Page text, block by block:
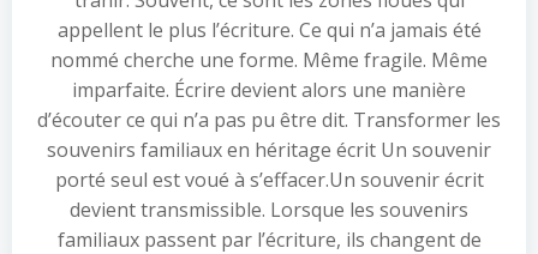
appellent le plus l’écriture. Ce qui n’a jamais été
nommé cherche une forme. Même fragile. Même
imparfaite. Écrire devient alors une manière
d’écouter ce qui n’a pas pu être dit. Transformer les
souvenirs familiaux en héritage écrit Un souvenir
porté seul est voué à s’effacer.Un souvenir écrit
devient transmissible. Lorsque les souvenirs
familiaux passent par l’écriture, ils changent de